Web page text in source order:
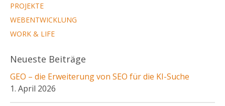
PROJEKTE
WEBENTWICKLUNG
WORK & LIFE
Neueste Beiträge
GEO – die Erweiterung von SEO für die KI-Suche
1. April 2026